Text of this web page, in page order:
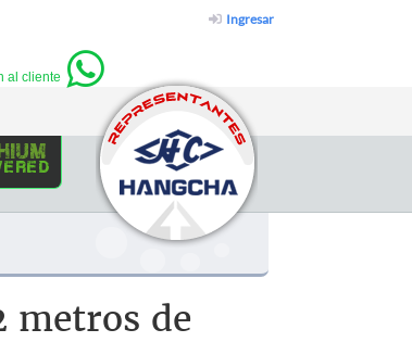
Ingresar
al cliente
metros de